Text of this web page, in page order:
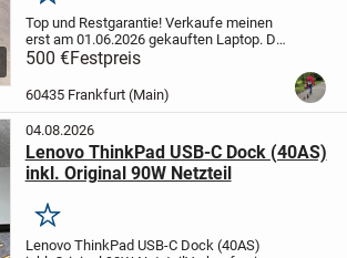
Top und Restgarantie! Verkaufe meinen
erst am 01.06.2026 gekauften Laptop. Der
Laptop funktioniert einwandfrei und
Garantieschein ist dabei sowie die
Rechnung. Der Laptop ist refurbed und
500 €Festpreis
60435 Frankfurt (Main)
04.08.2026
Lenovo ThinkPad USB-C Dock (40AS)
inkl. Original 90W Netzteil
Merken
Lenovo ThinkPad USB-C Dock (40AS)